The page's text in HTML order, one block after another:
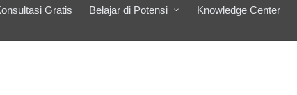
Gratis Belajar di Potensi Knowledge Center